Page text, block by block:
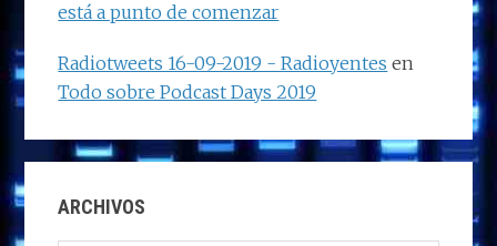
está a punto de comenzar
Radiotweets 16-09-2019 - Radioyentes en
Todo sobre Podcast Days 2019
ARCHIVOS